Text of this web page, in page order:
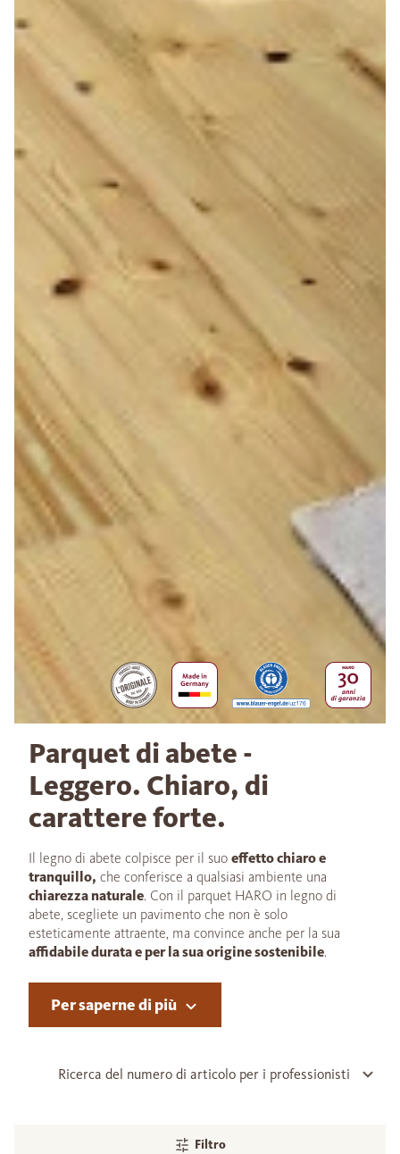
Parquet di abete -
Leggero. Chiaro, di
carattere forte.
Il legno di abete colpisce per il suo effetto chiaro e
tranquillo, che conferisce a qualsiasi ambiente una
chiarezza naturale. Con il parquet HARO in legno di
abete, scegliete un pavimento che non è solo
esteticamente attraente, ma convince anche per la sua
affidabile durata e per la sua origine sostenibile.
Per saperne di più
Ricerca del numero di articolo per i professionisti
Filtro